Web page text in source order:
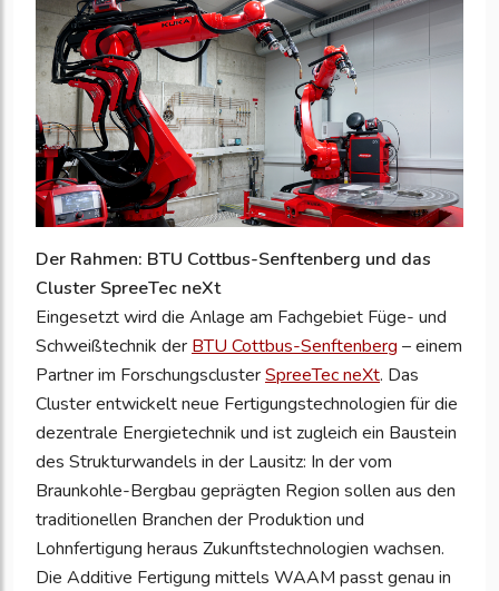
Der Rahmen: BTU Cottbus-Senftenberg und das
Cluster SpreeTec neXt
Eingesetzt wird die Anlage am Fachgebiet Füge- und
Schweißtechnik der BTU Cottbus-Senftenberg – einem
Partner im ForschungsclusterSpreeTec neXt. Das
Cluster entwickelt neue Fertigungstechnologien für die
dezentrale Energietechnik und ist zugleich ein Baustein
des Strukturwandels in der Lausitz: In der vom
Braunkohle-Bergbau geprägten Region sollen aus den
traditionellen Branchen der Produktion und
Lohnfertigung heraus Zukunftstechnologien wachsen.
Die Additive Fertigung mittels WAAM passt genau in